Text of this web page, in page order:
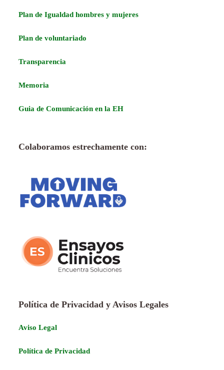
Plan de Igualdad hombres y mujeres
Plan de voluntariado
Transparencia
Memoria
Guia de Comunicación en la EH
Colaboramos estrechamente con:
Política de Privacidad y Avisos Legales
Aviso Legal
Política de Privacidad